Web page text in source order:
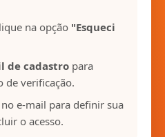
na opção "Esqueci
de cadastro para
de verificação.
e-mail para definir sua
o acesso.